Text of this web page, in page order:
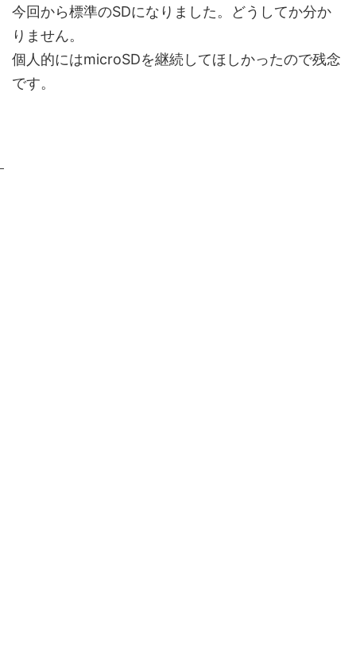
今回から標準のSDになりました。どうしてか分か
りません。
個人的にはmicroSDを継続してほしかったので残念
です。